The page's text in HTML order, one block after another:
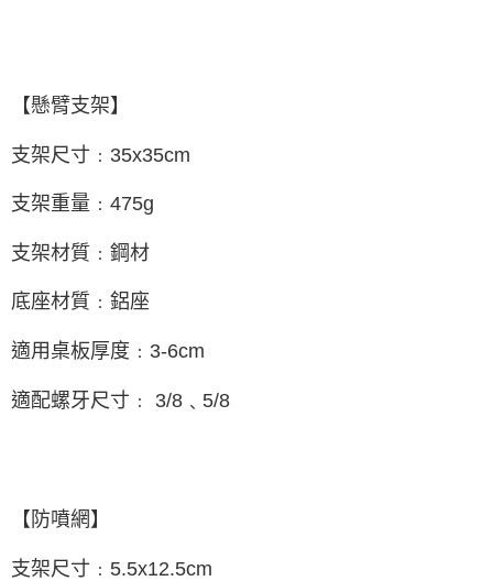
【懸臂支架】
支架尺寸﹕35x35cm
支架重量﹕475g
支架材質﹕鋼材
底座材質﹕鋁座
適用桌板厚度﹕3-6cm
適配螺牙尺寸﹕ 3/8﹑5/8
【防噴網】
支架尺寸﹕5.5x12.5cm